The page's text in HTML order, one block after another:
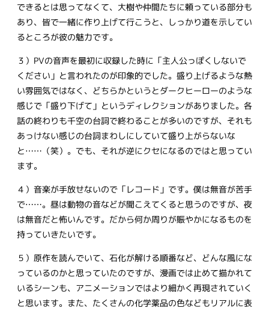
できるとは思ってなくて、大樹や仲間たちに頼っている部分も
あり、皆で一緒に作り上げて行こうと、しっかり道を示してい
るところが彼の魅力です。
３）PVの音声を最初に収録した時に「主人公っぽくしないで
ください」と言われたのが印象的でした。盛り上げるような熱
い雰囲気ではなく、どちらかというとダークヒーローのような
感じで「盛り下げて」というディレクションがありました。各
話の終わりも千空の台詞で終わることが多いのですが、それも
あっけない感じの台詞まわしにしていて盛り上がらないな
と……（笑）。でも、それが逆にクセになるのではと思ってい
ます。
４）音楽が手放せないので「レコード」です。僕は無音が苦手
で……。昼は動物の音などが聞こえてくると思うのですが、夜
は無音だと怖いんです。だから何か周りが賑やかになるものを
持っていきたいです。
５）原作を読んでいて、石化が解ける順番など、どんな風にな
っているのかと思っていたのですが、漫画では止めて描かれて
いるシーンも、アニメーションではより細かく再現されていく
と思います。また、たくさんの化学薬品の色などもリアルに表